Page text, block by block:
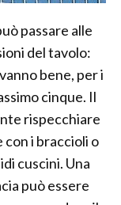
passare alle
del tavolo:
bene, per i
cinque. Il
rispecchiare
i braccioli o
cuscini. Una
può essere